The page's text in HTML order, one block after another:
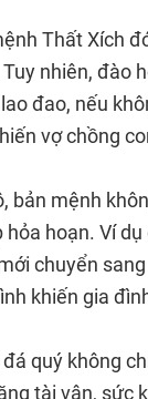
Thất Xích
nhiên, đào
đao, nếu
vợ chồng
bản mệnh
hỏa hoạn. Ví
chuyển
khiến gia
quý không
tài vận, sức